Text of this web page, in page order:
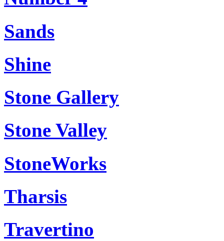
Sands
Shine
Stone Gallery
Stone Valley
StoneWorks
Tharsis
Travertino